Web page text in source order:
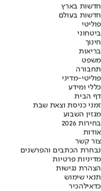
חדשות בארץ
חדשות בעולם
פוליטי
ביטחוני
חינוך
בריאות
משפט
תחבורה
פוליטי-מדיני
כללי ומידע
דף הבית
זמני כניסת וצאת שבת
מגזין השבוע
בחירות 2026
אודות
צור קשר
נבחרת הכתבים והפרשנים
מדיניות פרטיות
הצהרת נגישות
תנאי שימוש
כדאילהכיר